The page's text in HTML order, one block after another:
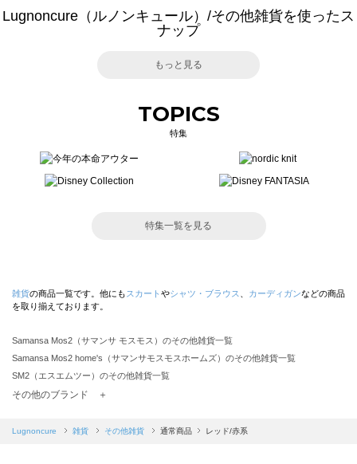
Lugnoncure（ルノンキュール）/その他雑貨を使ったス
ナップ
もっと見る
TOPICS
特集
特集一覧を見る
雑貨の商品一覧です。他にも スカート やシャツ・ブラウス カーディガンなどの商品
を取り揃えております。
Samansa Mos2（サマンサ モスモス）のその他雑貨一覧
Samansa Mos2 home's（サマンサモスモスホームズ）のその他雑貨一覧
SM2（エスエムツー）のその他雑貨一覧
TSUHARU by Samansa Mos2（ツハルバイサマンサモスモス）のその他雑貨一覧
Samansa Mos2 blue（サマンサモスモス ブルー）のその他雑貨一覧
その他のブランド ＋
Lugnoncure 雑貨 その他雑貨 通常商品 レッド/赤系